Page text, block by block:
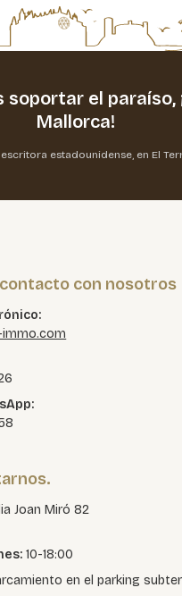
soportar el paraíso,
Mallorca!
estadounidense, en El
con nosotros
Joan Miró 82
10-18:00
en el parking